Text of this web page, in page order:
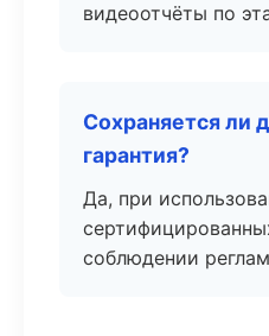
видеоотчёты по
Сохраняется ли
гарантия?
Да, при
соблюдении